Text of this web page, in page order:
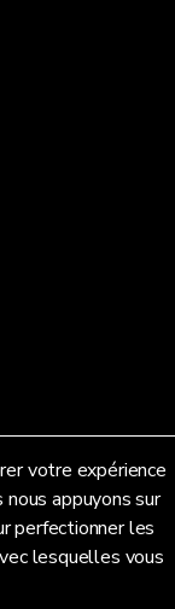
votre expérience
appuyons sur
perfectionner les
lesquelles vous